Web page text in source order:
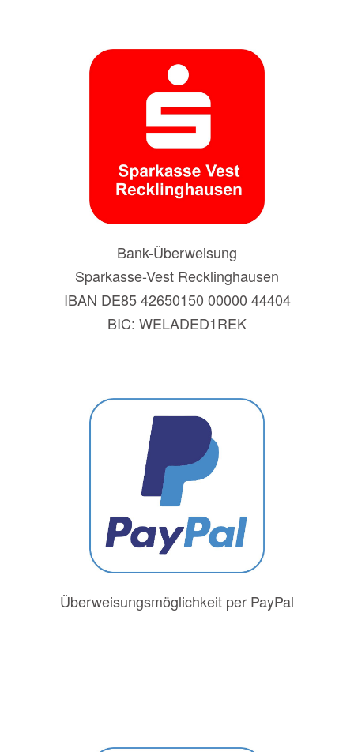
Bank-Überweisung
Sparkasse-Vest Recklinghausen
IBAN DE85 42650150 00000 44404
BIC: WELADED1REK
Überweisungsmöglichkeit per PayPal